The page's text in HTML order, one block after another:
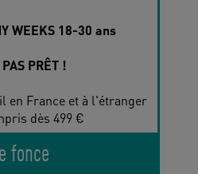
WEEKS 18-30 ans
PRÊT !
en France et à l'étranger
dès 499 €
fonce